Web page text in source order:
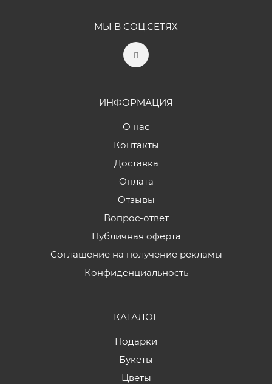
МЫ В СОЦ.СЕТЯХ
ИНФОРМАЦИЯ
О нас
Контакты
Доставка
Оплата
Отзывы
Вопрос-ответ
Публичная оферта
Соглашение на получение рекламы
Конфиденциальность
КАТАЛОГ
Подарки
Букеты
Цветы